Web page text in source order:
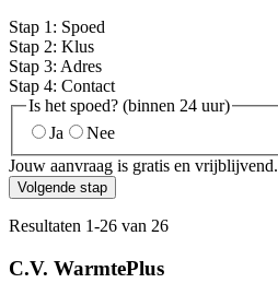
Stap 1 : Spoed
Stap 2: Klus
Stap 3: Adres
Stap 4: Contact
Is het spoed? (binnen 24 uur)
Ja
Nee
Jouw aanvraag is gratis en vrijblijvend.
Volgende stap
Resultaten 1-26 van 26
C.V. WarmtePlus